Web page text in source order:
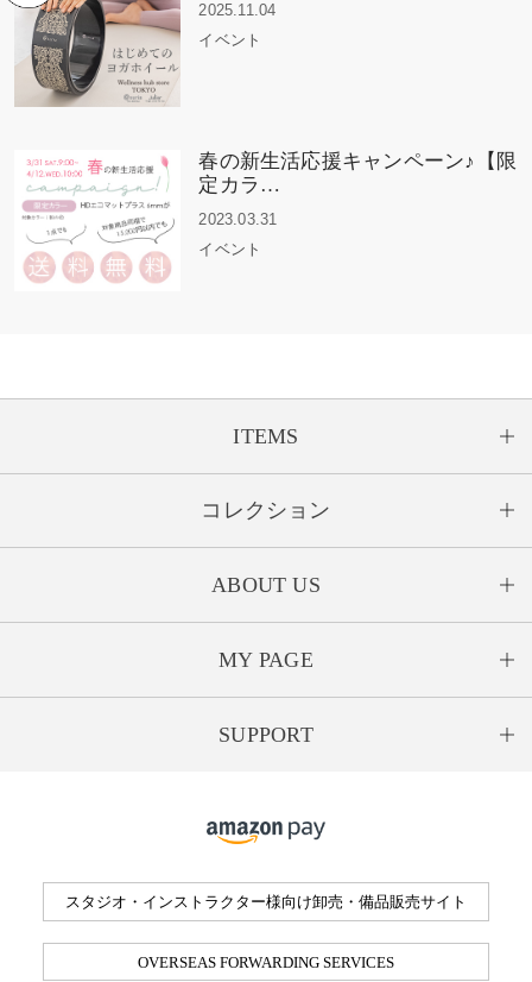
2025.11.04
イベント
春の新生活応援キャンペーン♪【限
定カラ…
2023.03.31
イベント
ITEMS
コレクション
ABOUT US
MY PAGE
SUPPORT
スタジオ・インストラクター様向け卸売・備品販売サイト
OVERSEAS FORWARDING SERVICES